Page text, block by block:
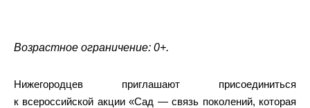
Возрастное ограничение: 0+.
Нижегородцев приглашают присоединиться
к всероссийской акции «Сад — связь поколений, которая